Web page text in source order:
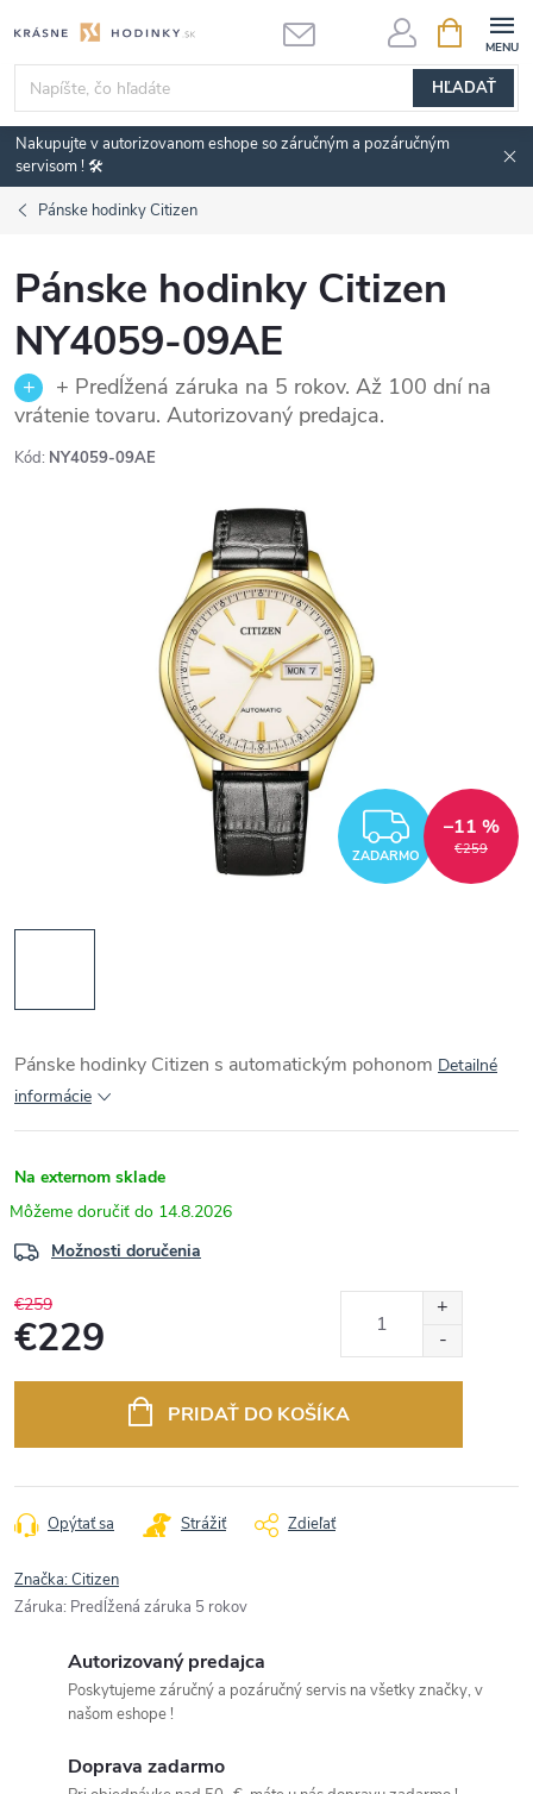
na
obsah
HĽADAŤ
KOŠÍK
Nakupujte v autorizovanom eshope so záručným a pozáručným
servisom ! 🛠️
Pánske hodinky Citizen
Pánske hodinky Citizen
NY4059-09AE
+ Predĺžená záruka na 5 rokov. Až 100 dní na
vrátenie tovaru. Autorizovaný predajca.
Kód: NY4059-09AE
ZADARMO €259
–11 %
Pánske hodinky Citizen s automatickým pohonom Detailné
informácie
Na externom sklade
14.8.2026
Možnosti doručenia
€259
€229
PRIDAŤ DO KOŠÍKA
Opýtať sa Strážiť Zdieľať
Značka:Citizen
Záruka: Predĺžená záruka 5 rokov
Autorizovaný predajca
Poskytujeme záručný a pozáručný servis na všetky značky, v
našom eshope !
Doprava zadarmo